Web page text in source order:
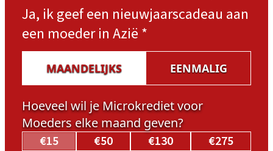
Ja, ik geef een nieuwjaarscadeau aan
een moeder in Azië *
MAANDELIJKS EENMALIG
Hoeveel wil je Microkrediet voor
Moeders elke maand geven?
€15 €50 €130 €275